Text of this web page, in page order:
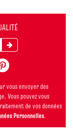
vous envoyer des
Vous pouvez vous
de vos données
Personnelles.